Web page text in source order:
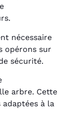
nécessaire
opérons sur
sécurité.
arbre. Cette
à la